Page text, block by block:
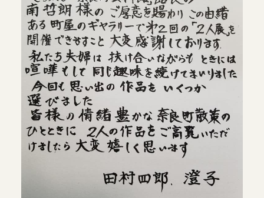
活動実績
お知らせ
ブログ
オンラインショップ